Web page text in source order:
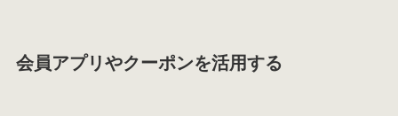
会員アプリやクーポンを活用する